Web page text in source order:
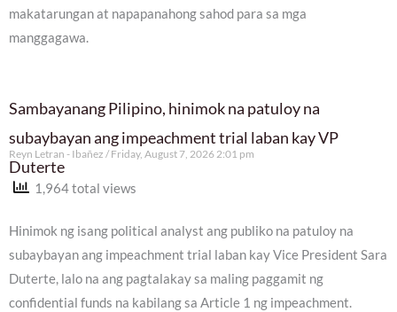
makatarungan at napapanahong sahod para sa mga
manggagawa.
Sambayanang Pilipino, hinimok na patuloy na
subaybayan ang impeachment trial laban kay VP
Duterte
Reyn Letran - Ibañez Friday, August 7, 2026 2:01 pm
1,964 total views
Hinimok ng isang political analyst ang publiko na patuloy na
subaybayan ang impeachment trial laban kay Vice President Sara
Duterte, lalo na ang pagtalakay sa maling paggamit ng
confidential funds na kabilang sa Article 1 ng impeachment.